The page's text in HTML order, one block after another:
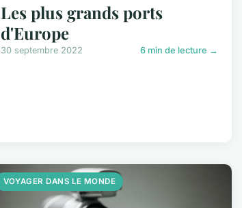
Les plus grands ports
d'Europe
30 septembre 2022 6 min de lecture →
VOYAGER DANS LE MONDE